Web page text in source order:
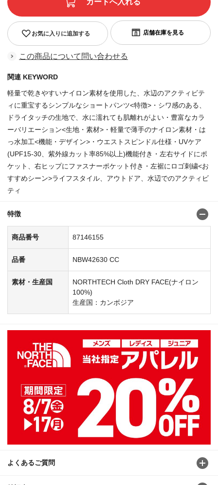
お気に入りに追加する
この商品について問い合わせる
関連 KEYWORD
軽量で乾きやすいナイロン素材を使用した、水辺のアクティビテ
ィに重宝するシンプルなショートパンツ<特徴>・シワ感のある、
ドライタッチの生地で、水に濡れても肌離れがよい・豊富なカラ
ーバリエーション<生地・素材>・軽量で薄手のナイロン素材・は
っ水加工<機能・デザイン>・ウエストスピンドル仕様・UVケア
(UPF15-30、紫外線カット率85%以上)機能付き・左右サイドにポ
ケット、右ヒップにファスナーポケット付き・左裾にロゴ刺繍<お
すすめシーン>ライフスタイル、アウトドア、水辺でのアクティビ
ティ
特徴
商品番号 87146155
品番 NBW42630 CC
素材・生産国
NORTHTECH Cloth DRY FACE(ナイロン
100%)
生産国：カンボジア
よくあるご質問